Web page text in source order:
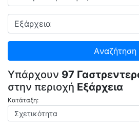
Πού
Aναζήτηση
Υπάρχουν 97
στην περιοχή Εξάρχεια
Κατάταξη: